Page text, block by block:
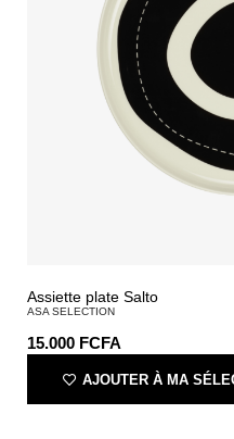
Assiette plate Salto
ASA SELECTION
15.000 FCFA
AJOUTER À MA